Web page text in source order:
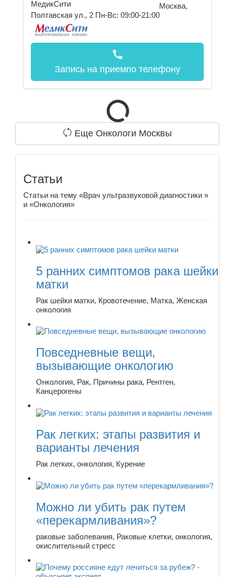
МедикСити
Москва,
Полтавская ул., 2 Пн-Вс: 09:00-21:00
call
Запись на приемпо телефону
Еще Онкологи Москвы
Статьи
Статьи на тему «Врач ультразвуковой диагностики »
и «Онкология»
5 ранних симптомов рака шейки
матки
Рак шейки матки, Кровотечение, Матка, Женская
онкология
Повседневные вещи,
вызывающие онкологию
Онкология, Рак, Причины рака, Рентген,
Канцерогены
Рак легких: этапы развития и
варианты лечения
Рак легких, онкология, Курение
Можно ли убить рак путем
«перекармливания»?
раковые заболевания, Раковые клетки, онкология,
окислительный стресс